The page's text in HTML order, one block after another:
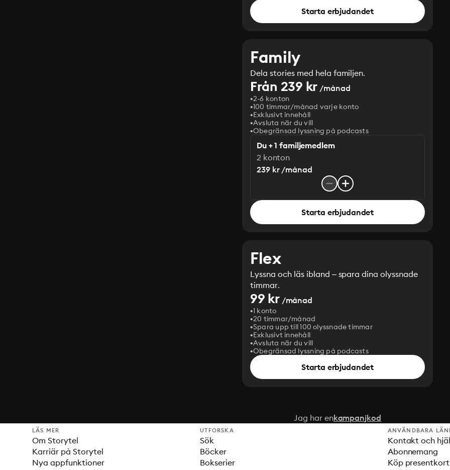
Starta erbjudandet
Family
Dela stories med hela familjen.
Från 239 kr /månad
2-6 konton
100 timmar/månad varje konto
Exklusivt innehåll
Avsluta när du vill
Obegränsad lyssning på podcasts
Du + 1 familjemedlem
2 konton
239 kr /månad
Starta erbjudandet
Flex
Lyssna och läs ibland – spara dina olyssnade
timmar.
99 kr/månad
1 konto
20 timmar/månad
Spara upp till 100 olyssnade timmar
Exklusivt innehåll
Avsluta när du vill
Obegränsad lyssning på podcasts
Starta erbjudandet
Jag har enkampanjkod
LÄS MER
Om Storytel
Karriär på Storytel
Nya appfunktioner
UTFORSKA
Sök
Böcker
Bokserier
ANVÄNDBARA
Kontakt och
Abonnemang
Köp presentkort